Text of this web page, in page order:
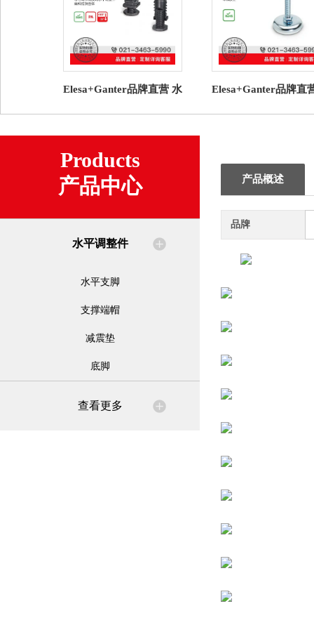
Elesa+Ganter品牌直营 水
端帽高科技聚合体
Elesa+Ganter品牌直
脚 带橡胶垫（7）
Products
产品中心
水平调整件
水平支脚
支撑端帽
减震垫
底脚
查看更多
产品概述
品牌